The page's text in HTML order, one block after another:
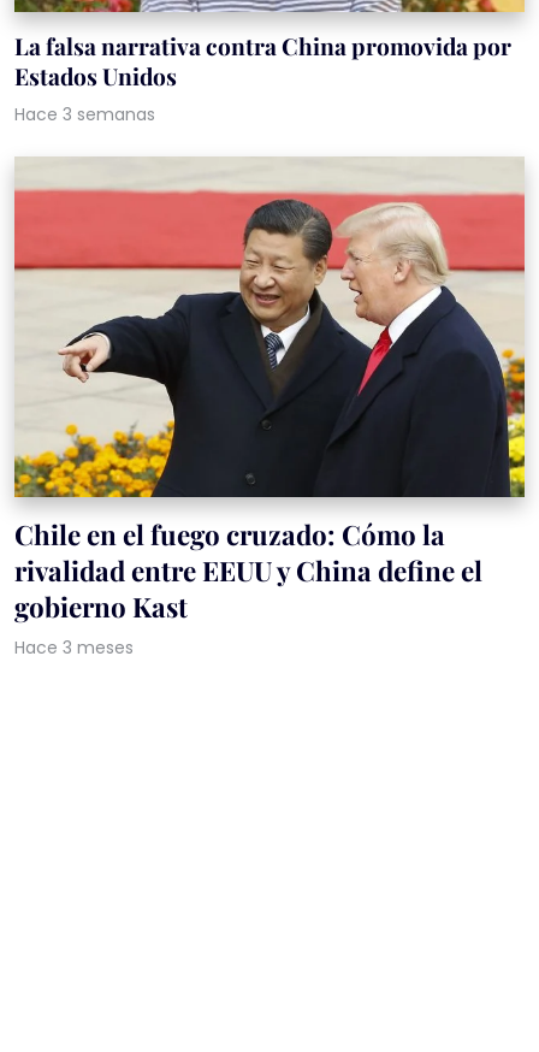
La falsa narrativa contra China promovida por
Estados Unidos
Hace 3 semanas
Chile en el fuego cruzado: Cómo la
rivalidad entre EEUU y China define el
gobierno Kast
Hace 3 meses